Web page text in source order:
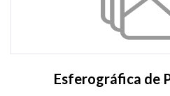
Esferográfica de